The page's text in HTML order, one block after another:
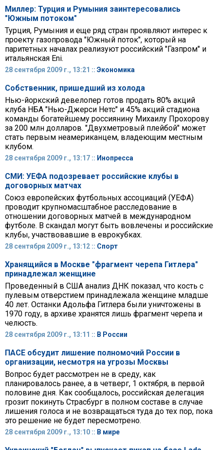
Миллер: Турция и Румыния заинтересовались
"Южным потоком"
Турция, Румыния и еще ряд стран проявляют интерес к
проекту газопровода "Южный поток", который на
паритетных началах реализуют российский "Газпром" и
итальянская Eni.
28 сентября 2009 г., 13:21 :: Экономика
Собственник, пришедший из холода
Нью-йоркский девелопер готов продать 80% акций
клуба НБА "Нью-Джерси Нетс" и 45% акций стадиона
команды богатейшему россиянину Михаилу Прохорову
за 200 млн долларов. "Двухметровый плейбой" может
стать первым неамериканцем, владеющим местным
клубом.
28 сентября 2009 г., 13:17 :: Инопресса
СМИ: УЕФА подозревает российские клубы в
договорных матчах
Союз европейских футбольных ассоциаций (УЕФА)
проводит крупномасштабное расследование в
отношении договорных матчей в международном
футболе. В скандал могут быть вовлечены и российские
клубы, участвовавшие в еврокубках.
28 сентября 2009 г., 13:12 :: Спорт
Хранящийся в Москве "фрагмент черепа Гитлера"
принадлежал женщине
Проведенный в США анализ ДНК показал, что кость с
пулевым отверстием принадлежала женщине младше
40 лет. Останки Адольфа Гитлера были уничтожены в
1970 году, в архиве хранятся лишь фрагмент черепа и
челюсть.
28 сентября 2009 г., 13:11 :: В России
ПАСЕ обсудит лишение полномочий России в
организации, несмотря на угрозы Москвы
Вопрос будет рассмотрен не в среду, как
планировалось ранее, а в четверг, 1 октября, в первой
половине дня. Как сообщалось, российская делегация
грозит покинуть Страсбург в полном составе в случае
лишения голоса и не возвращаться туда до тех пор, пока
это решение не будет пересмотрено.
28 сентября 2009 г., 13:10 :: В мире